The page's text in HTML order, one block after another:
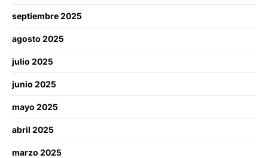
septiembre 2025
agosto 2025
julio 2025
junio 2025
mayo 2025
abril 2025
marzo 2025